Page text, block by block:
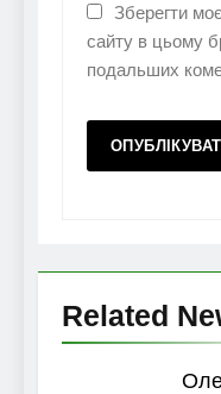
Зберегти
сайту в цьому
подальших
Related